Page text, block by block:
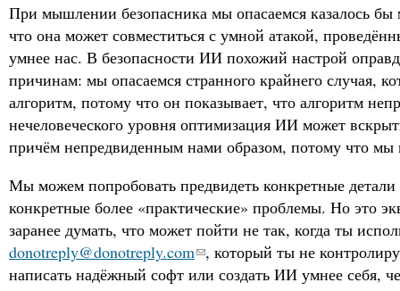
При мышлении безопасника мы опасаемся казалось
что она может совместиться с умной атакой,
умнее нас. В безопасности ИИ похожий настрой
причинам: мы опасаемся странного крайнего случая,
алгоритм, потому что он показывает, что алгоритм
нечеловеческого уровня оптимизация ИИ может
причём непредвиденным нами образом, потому что мы
Мы можем попробовать предвидеть конкретные детали
конкретные более «практические» проблемы. Но это
заранее думать, что может пойти не так, когда ты
donotreply@donotreply.com , который ты не
написать надёжный софт или создать ИИ умнее себя,